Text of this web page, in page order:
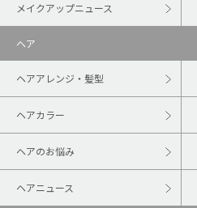
メイクアップニュース
ヘア
ヘアアレンジ・髪型
ヘアカラー
ヘアのお悩み
ヘアニュース